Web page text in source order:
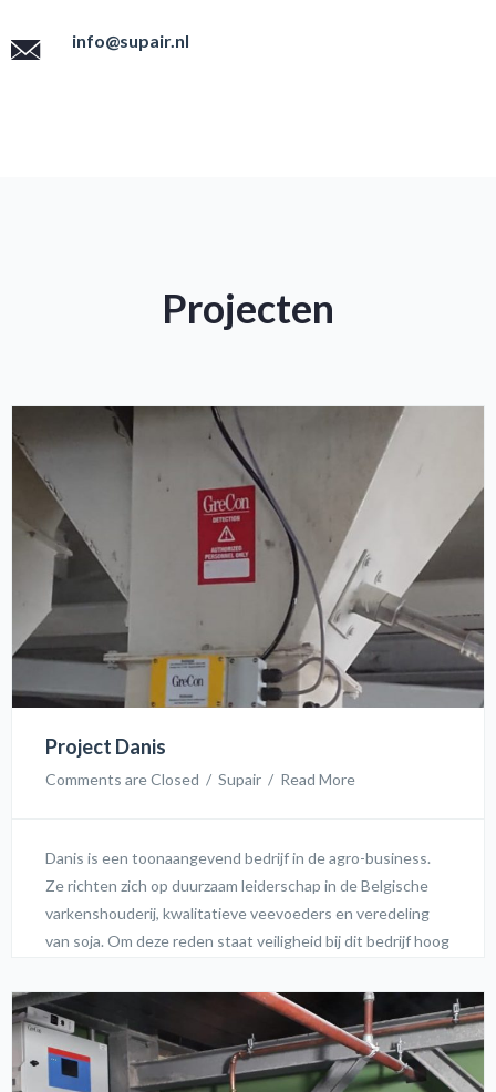
info@supair.nl
Projecten
Project Danis
Comments are Closed
  /
Supair
  /
Read More
Danis is een toonaangevend bedrijf in de agro-business.
Ze richten zich op duurzaam leiderschap in de Belgische
varkenshouderij, kwalitatieve veevoeders en veredeling
van soja. Om deze reden staat veiligheid bij dit bedrijf hoog
bijdragen door het plaatsen van GreCon vonkenmelders
(DLD 1/8) en een blusautomaat (LB1). Wij danken Danis
voor het vertrouwen en zien uit naar een nieuwe
samenwerking! PreviousNext